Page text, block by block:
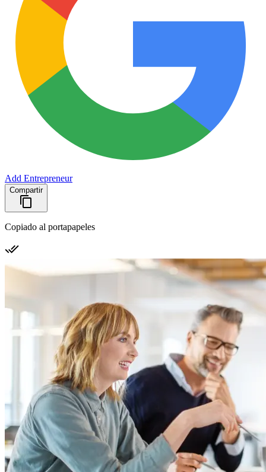
Add Entrepreneur
Compartir
Copiado al portapapeles